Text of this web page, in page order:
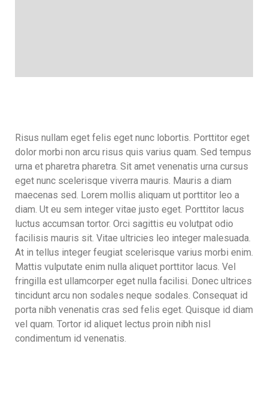
Risus nullam eget felis eget nunc lobortis. Porttitor eget
dolor morbi non arcu risus quis varius quam. Sed tempus
urna et pharetra pharetra. Sit amet venenatis urna cursus
eget nunc scelerisque viverra mauris. Mauris a diam
maecenas sed. Lorem mollis aliquam ut porttitor leo a
diam. Ut eu sem integer vitae justo eget. Porttitor lacus
luctus accumsan tortor. Orci sagittis eu volutpat odio
facilisis mauris sit. Vitae ultricies leo integer malesuada.
At in tellus integer feugiat scelerisque varius morbi enim.
Mattis vulputate enim nulla aliquet porttitor lacus. Vel
fringilla est ullamcorper eget nulla facilisi. Donec ultrices
tincidunt arcu non sodales neque sodales. Consequat id
porta nibh venenatis cras sed felis eget. Quisque id diam
vel quam. Tortor id aliquet lectus proin nibh nisl
condimentum id venenatis.